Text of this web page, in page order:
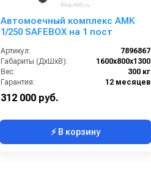
Автомоечный комплекс АМК
1/250 SAFEBOX на 1 пост
Артикул:
7896867
Габариты (ДхШхВ):
1600х800х1300
Вес:
300 кг
Гарантия:
12 месяцев
312 000 руб.
⚡ В корзину